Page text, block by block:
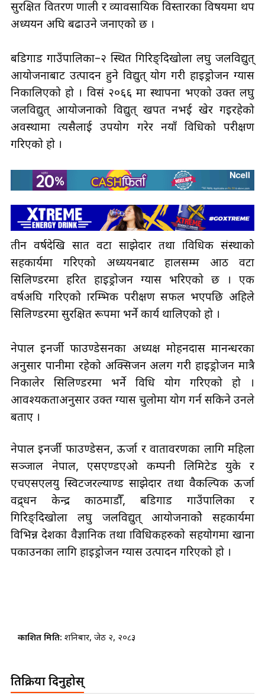
सुरक्षित वितरण प्रणाली र व्यावसायिक विस्तारका विषयमा थप
अध्ययन अघि बढाउने जनाएको छ ।
बडिगाड गाउँपालिका–२ स्थित गिरिङ्दिखोला लघु जलविद्युत्
आयोजनाबाट उत्पादन हुने विद्युत् प्रयोग गरी हाइड्रोजन ग्यास
निकालिएको हो । विसं २०६६ मा स्थापना भएको उक्त लघु
जलविद्युत् आयोजनाको विद्युत् खपत नभई खेर गइरहेको
अवस्थामा त्यसैलाई उपयोग गरेर नयाँ प्रविधिको परीक्षण
गरिएको हो ।
तीन वर्षदेखि सात वटा साझेदार तथा प्राविधिक संस्थाको
सहकार्यमा गरिएको अध्ययनबाट हालसम्म आठ वटा
सिलिण्डरमा हरित हाइड्रोजन ग्यास भरिएको छ । एक
वर्षअघि गरिएको प्रारम्भिक परीक्षण सफल भएपछि अहिले
सिलिण्डरमा सुरक्षित रूपमा भर्ने कार्य थालिएको हो ।
नेपाल इनर्जी फाउण्डेसनका अध्यक्ष मोहनदास मानन्धरका
अनुसार पानीमा रहेको अक्सिजन अलग गरी हाइड्रोजन मात्रै
निकालेर सिलिण्डरमा भर्ने प्रविधि प्रयोग गरिएको हो ।
आवश्यकताअनुसार उक्त ग्यास चुलोमा प्रयोग गर्न सकिने उनले
बताए ।
नेपाल इनर्जी फाउण्डेसन, ऊर्जा र वातावरणका लागि महिला
सञ्जाल नेपाल, एसएण्डएओ कम्पनी लिमिटेड युके र
एचएसएलयु स्विटजरल्याण्ड साझेदार तथा वैकल्पिक ऊर्जा
प्रवद्र्धन केन्द्र काठमाडौँ, बडिगाड गाउँपालिका र
गिरिङ्दिखोला लघु जलविद्युत् आयोजनाकोे सहकार्यमा
विभिन्न देशका वैज्ञानिक तथा प्राविधिकहरुको सहयोगमा खाना
पकाउनका लागि हाइड्रोजन ग्यास उत्पादन गरिएको हो ।
प्रकाशित मिति: शनिबार, जेठ २, २०८३
प्रतिक्रिया दिनुहोस्